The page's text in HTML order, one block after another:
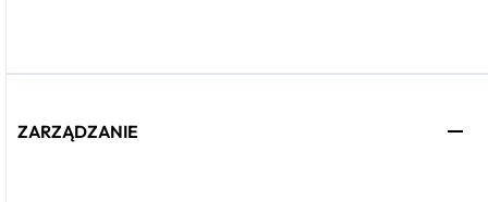
ZARZĄDZANIE